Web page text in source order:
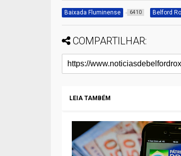
Baixada Fluminense 6410 Belford
COMPARTILHAR:
LEIA TAMBÉM